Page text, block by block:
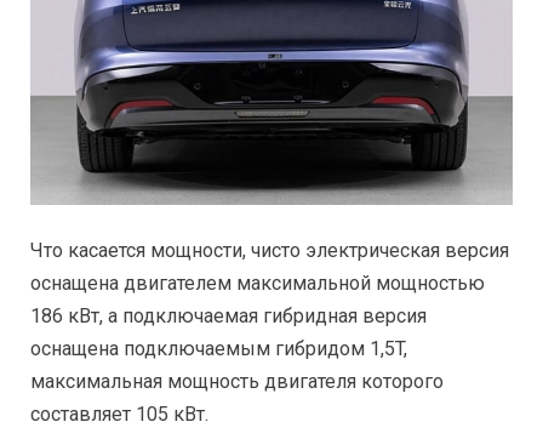
Что касается мощности, чисто электрическая версия
оснащена двигателем максимальной мощностью
186 кВт, а подключаемая гибридная версия
оснащена подключаемым гибридом 1,5T,
максимальная мощность двигателя которого
составляет 105 кВт.